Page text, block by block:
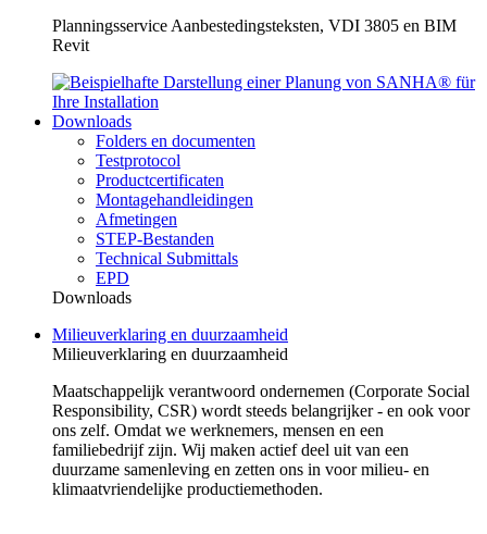
Planningsservice Aanbestedingsteksten, VDI 3805 en BIM
Revit
Downloads
Folders en documenten
Testprotocol
Productcertificaten
Montagehandleidingen
Afmetingen
STEP-Bestanden
Technical Submittals
EPD
Downloads
Milieuverklaring en duurzaamheid
Milieuverklaring en duurzaamheid
Maatschappelijk verantwoord ondernemen (Corporate Social
Responsibility, CSR) wordt steeds belangrijker - en ook voor
ons zelf. Omdat we werknemers, mensen en een
familiebedrijf zijn. Wij maken actief deel uit van een
duurzame samenleving en zetten ons in voor milieu- en
klimaatvriendelijke productiemethoden.